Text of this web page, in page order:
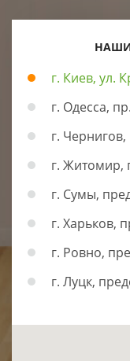
НАШИ
г. Киев, ул.
г. Одесса,
г. Чернигов,
г. Житомир,
г. Сумы,
г. Харьков,
г. Ровно,
г. Луцк,